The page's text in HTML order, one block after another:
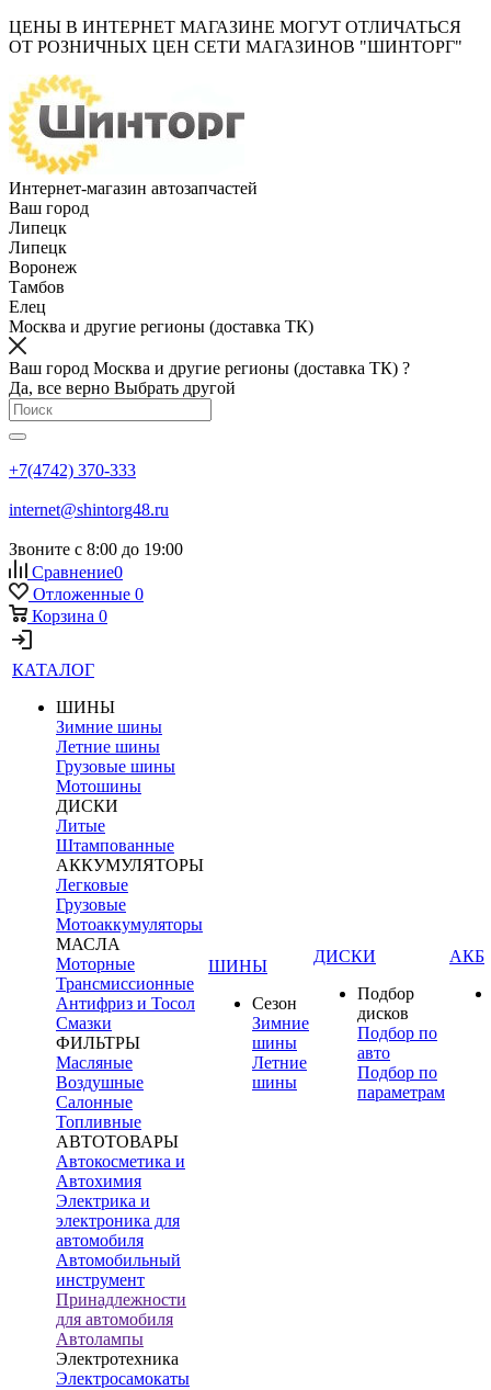
ЦЕНЫ В ИНТЕРНЕТ МАГАЗИНЕ МОГУТ ОТЛИЧАТЬСЯ
ОТ РОЗНИЧНЫХ ЦЕН СЕТИ МАГАЗИНОВ "ШИНТОРГ"
Интернет-магазин автозапчастей
Ваш город
Липецк
Липецк
Воронеж
Тамбов
Елец
Москва и другие регионы (доставка ТК)
Ваш город Москва и другие регионы (доставка ТК) ?
Да, все верно Выбрать другой
+7(4742) 370-333
internet@shintorg48.ru
Звоните с 8:00 до 19:00
Сравнение0
Отложенные 0
Корзина 0
КАТАЛОГ
ШИНЫ
Зимние шины
Летние шины
Грузовые шины
Мотошины
ДИСКИ
Литые
Штампованные
АККУМУЛЯТОРЫ
Легковые
Грузовые
Мотоаккумуляторы
МАСЛА
Моторные
Трансмиссионные
Антифриз и Тосол
Смазки
ФИЛЬТРЫ
Масляные
Воздушные
Салонные
Топливные
АВТОТОВАРЫ
Автокосметика и
Автохимия
Электрика и
электроника для
автомобиля
Автомобильный
инструмент
Принадлежности
для автомобиля
Автолампы
Электротехника
Электросамокаты
ШИНЫ
Сезон
Зимние
шины
Летние
шины
ДИСКИ
Подбор
дисков
Подбор по
авто
Подбор по
параметрам
АКБ